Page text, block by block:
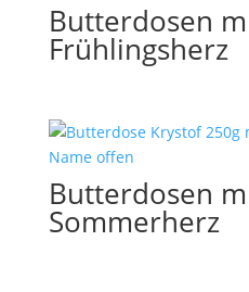
Butterdosen
Frühlingsherz
Butterdosen
Sommerherz